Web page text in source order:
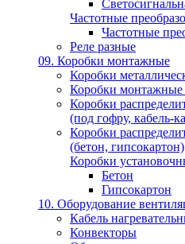
Частотные
Частотные
Реле разные
09. Коробки монтажные
Коробки
Коробки монтажные
Коробки
(под гофру, кабель-
Коробки
(бетон, гипсокартон)
Коробки
Бетон
Гипсокартон
10. Оборудование
Кабель
Конвекторы